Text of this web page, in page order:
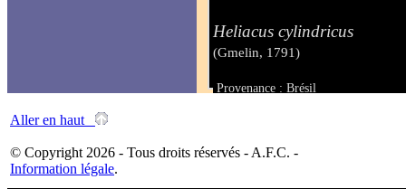
Heliacus cylindricus
(Gmelin, 1791)
Provenance : Brésil
Aller en haut
© Copyright 2026 - Tous droits réservés - A.F.C. -
Information légale.